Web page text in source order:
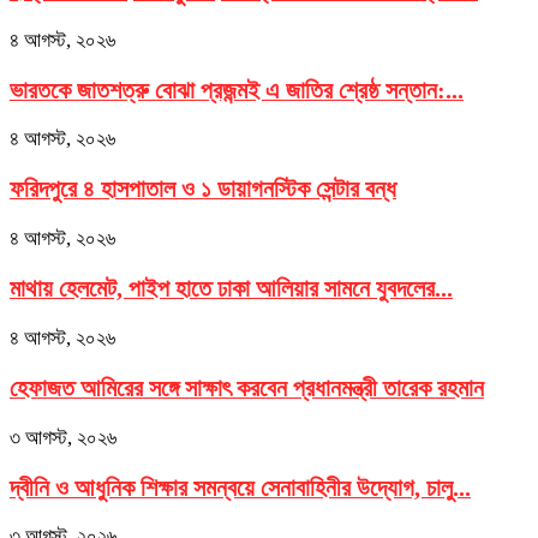
৪ আগস্ট, ২০২৬
ভারতকে জাতশত্রু বোঝা প্রজন্মই এ জাতির শ্রেষ্ঠ সন্তান:...
৪ আগস্ট, ২০২৬
ফরিদপুরে ৪ হাসপাতাল ও ১ ডায়াগনস্টিক সেন্টার বন্ধ
৪ আগস্ট, ২০২৬
মাথায় হেলমেট, পাইপ হাতে ঢাকা আলিয়ার সামনে যুবদলের...
৪ আগস্ট, ২০২৬
হেফাজত আমিরের সঙ্গে সাক্ষাৎ করবেন প্রধানমন্ত্রী তারেক রহমান
৩ আগস্ট, ২০২৬
দ্বীনি ও আধুনিক শিক্ষার সমন্বয়ে সেনাবাহিনীর উদ্যোগ, চালু...